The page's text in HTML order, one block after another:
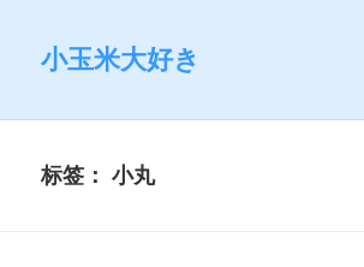
小玉米大好き
标签：小丸